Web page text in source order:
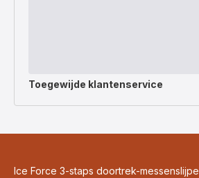
Toegewijde klantenservice
Ice Force 3-staps doortrek-